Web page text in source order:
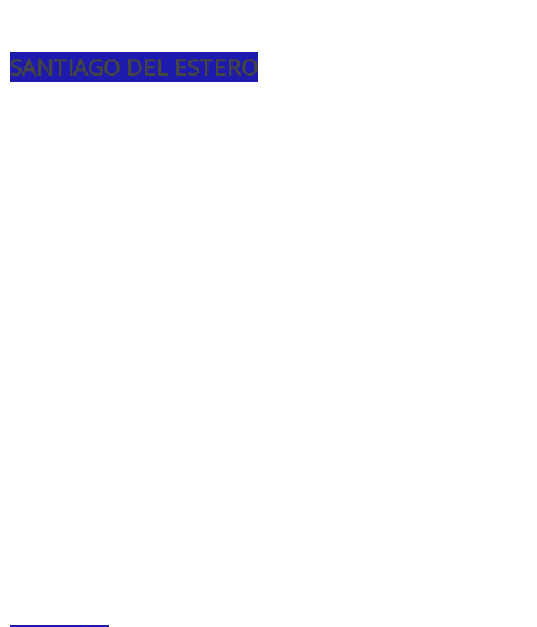
SANTIAGO DEL ESTERO